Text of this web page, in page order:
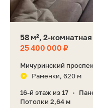
58 м², 2-
25 400 000 ₽
Мичуринский
Раменки, 620 м
16-й этаж из 17 •
Потолки 2,64 м